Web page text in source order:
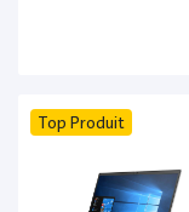
Top Produit